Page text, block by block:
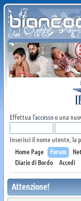
Effettua l'accessoo una
Inserisci il nome utente, la
Home Page
Forum
Diario di Bordo
Accedi
Attenzione!